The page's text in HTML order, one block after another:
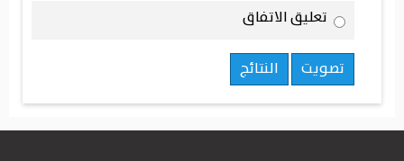
تعليق الاتفاق
تصويت النتائج